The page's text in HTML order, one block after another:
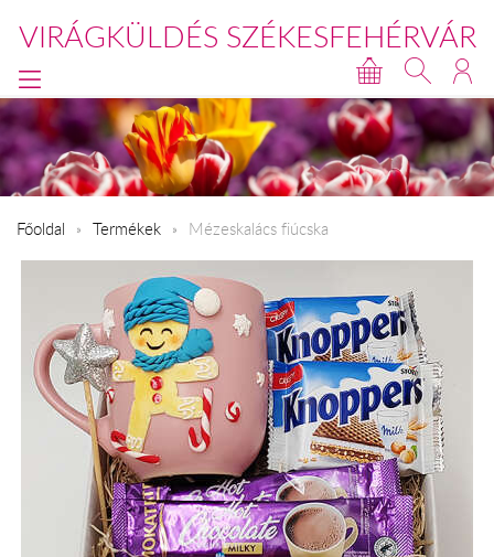
VIRÁGKÜLDÉS SZÉKESFEHÉRVÁR
Főoldal Termékek Mézeskalács fiúcska